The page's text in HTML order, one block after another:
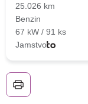
25.026 km
Benzin
67 kW / 91 ks
Jamstvo